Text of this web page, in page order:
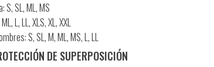
SL, ML, MS
L, LL, XLS, XL, XXL
S, SL, M, ML, MS, L, LL
DE SUPERPOSICIÓN